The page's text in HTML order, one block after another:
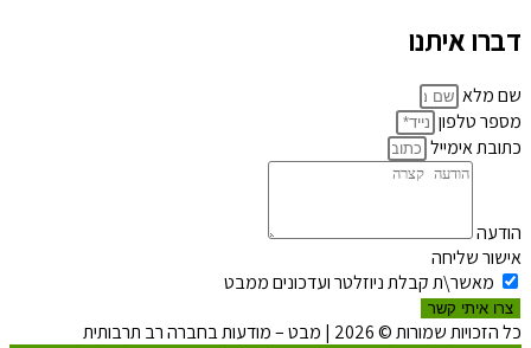
דברו איתנו
שם מלא
מספר טלפון
כתובת אימייל
הודעה
אישור שליחה
מאשר\ת קבלת ניוזלטר ועדכונים ממבט
צרו איתי קשר
כל הזכויות שמורות © 2026 | מבט – מודעות בחברה רב תרבותית